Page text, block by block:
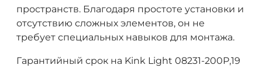
пространств. Благодаря простоте установки и
отсутствию сложных элементов, он не
требует специальных навыков для монтажа.
Гарантийный срок на Kink Light 08231-200P,19